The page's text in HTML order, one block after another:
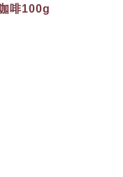
啡100g